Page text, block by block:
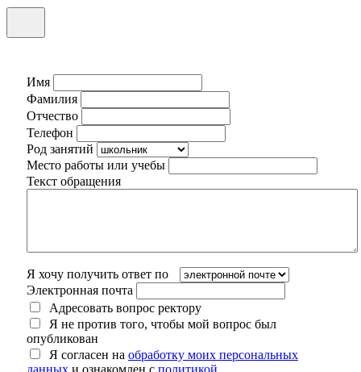
Имя
Фамилия
Отчество
Телефон
Род занятий
Место работы или учебы
Текст обращения
Я хочу получить ответ по
Электронная почта
Адресовать вопрос ректору
Я не против того, чтобы мой вопрос был
опубликован
Я согласен на обработку моих персональных